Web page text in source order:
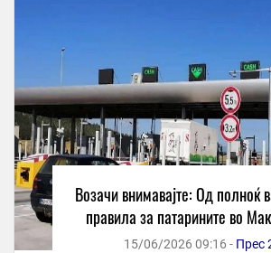
Возачи внимавајте: Од полноќ
правила за патарините во
15/06/2026 09:16 - Прес